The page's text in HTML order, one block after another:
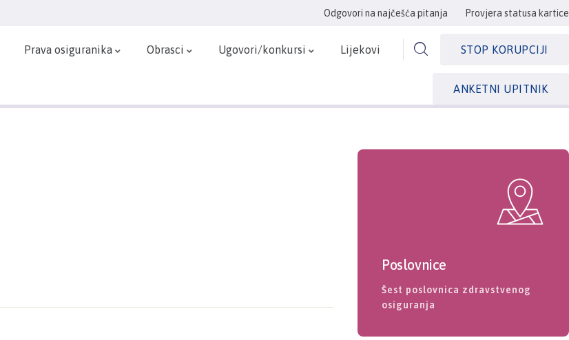
Odgovori na najčešća pitanja Provjera statusa kartice
Prava osiguranika Obrasci Ugovori/konkursi Lijekovi STOP KORUPCIJI
ANKETNI UPITNIK
Poslovnice
Šest poslovnica zdravstvenog
osiguranja